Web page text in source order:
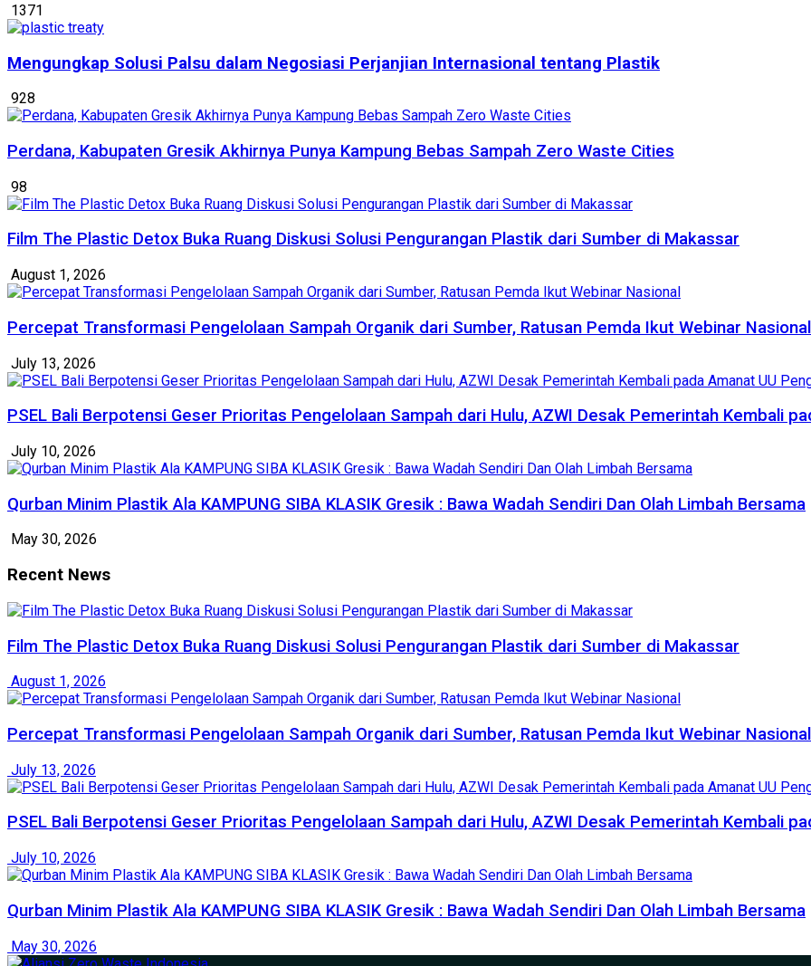
1371
Mengungkap Solusi Palsu dalam Negosiasi Perjanjian Internasional tentang Plastik
928
Perdana, Kabupaten Gresik Akhirnya Punya Kampung Bebas Sampah Zero Waste Cities
98
Film The Plastic Detox Buka Ruang Diskusi Solusi Pengurangan Plastik dari Sumber di Makassar
August 1, 2026
Percepat Transformasi Pengelolaan Sampah Organik dari Sumber, Ratusan Pemda Ikut Webinar Nasional
July 13, 2026
PSEL Bali Berpotensi Geser Prioritas Pengelolaan Sampah dari Hulu, AZWI Desak Pemerintah Kembali
July 10, 2026
Qurban Minim Plastik Ala KAMPUNG SIBA KLASIK Gresik : Bawa Wadah Sendiri Dan Olah Limbah Bersama
May 30, 2026
Recent News
Film The Plastic Detox Buka Ruang Diskusi Solusi Pengurangan Plastik dari Sumber di Makassar
August 1, 2026
Percepat Transformasi Pengelolaan Sampah Organik dari Sumber, Ratusan Pemda Ikut Webinar Nasional
July 13, 2026
PSEL Bali Berpotensi Geser Prioritas Pengelolaan Sampah dari Hulu, AZWI Desak Pemerintah Kembali
July 10, 2026
Qurban Minim Plastik Ala KAMPUNG SIBA KLASIK Gresik : Bawa Wadah Sendiri Dan Olah Limbah Bersama
May 30, 2026